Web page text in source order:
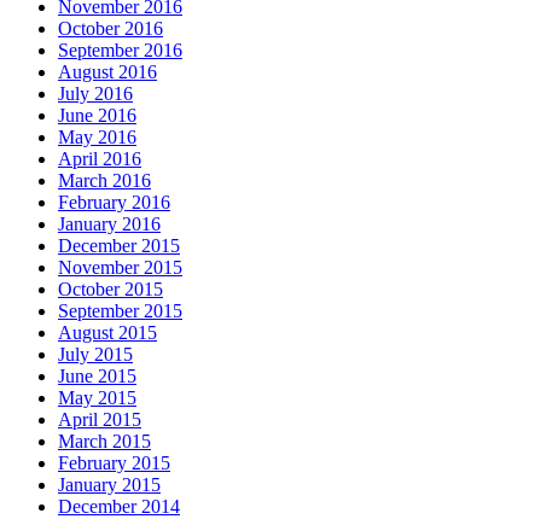
November 2016
October 2016
September 2016
August 2016
July 2016
June 2016
May 2016
April 2016
March 2016
February 2016
January 2016
December 2015
November 2015
October 2015
September 2015
August 2015
July 2015
June 2015
May 2015
April 2015
March 2015
February 2015
January 2015
December 2014